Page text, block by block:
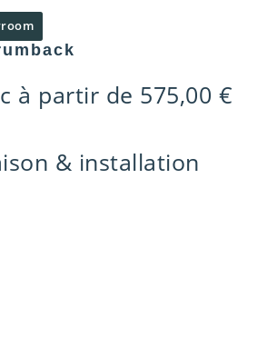
à partir de 575,00 €
& installation